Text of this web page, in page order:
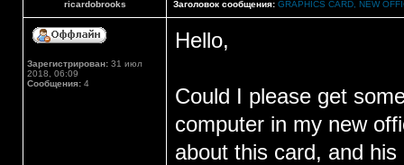
ricardobrooks Заголовок сообщения: GRAPHICS CARD, NEW
Зарегистрирован: 31 июл
2018, 06:09
Сообщения: 4
Hello,
Could I please get
computer in my new
about this card, and